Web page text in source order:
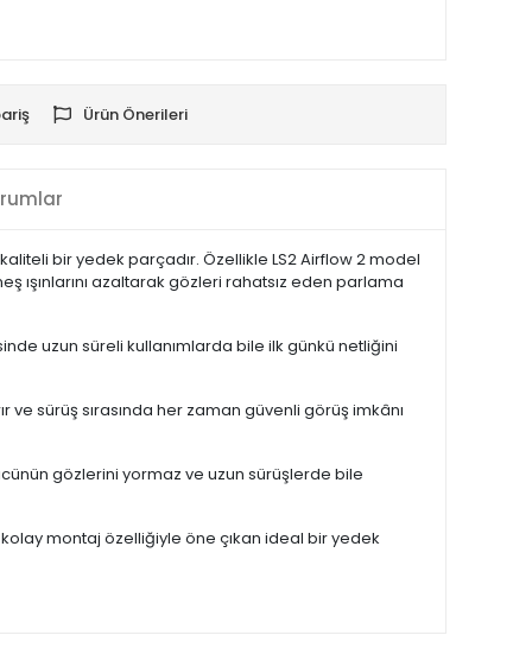
Ürün Önerileri
bir yedek parçadır. Özellikle LS2 Airflow 2 model
azaltarak gözleri rahatsız eden parlama
uzun süreli kullanımlarda bile ilk günkü netliğini
ve sürüş sırasında her zaman güvenli görüş imkânı
gözlerini yormaz ve uzun sürüşlerde bile
kolay montaj özelliğiyle öne çıkan ideal bir yedek